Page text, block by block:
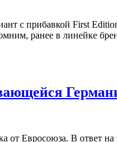
с прибавкой First
ранее в линейке
от Евросоюза. В ответ